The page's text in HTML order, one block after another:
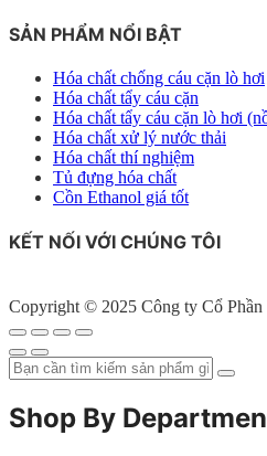
SẢN PHẨM NỔI BẬT
Hóa chất chống cáu cặn lò hơi
Hóa chất tẩy cáu cặn
Hóa chất tẩy cáu cặn lò hơi
Hóa chất xử lý nước thải
Hóa chất thí nghiệm
Tủ đựng hóa chất
Cồn Ethanol giá tốt
KẾT NỐI VỚI CHÚNG TÔI
Copyright © 2025 Công ty Cổ
Shop By